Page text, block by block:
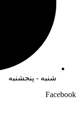
شنبه - پنجشنبه
Facebook